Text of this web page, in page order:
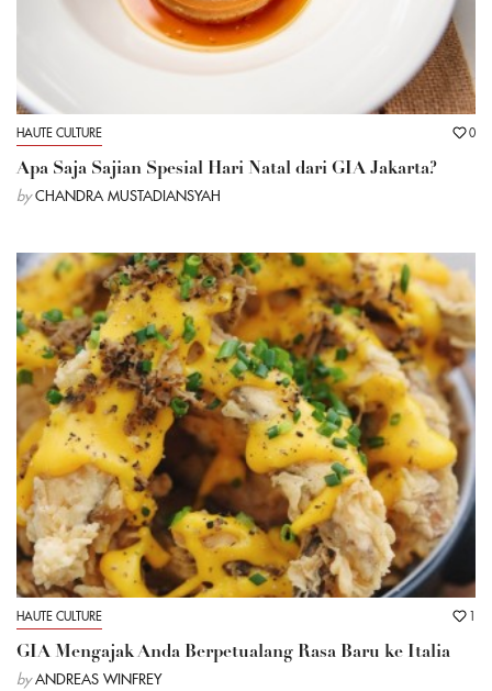
HAUTE CULTURE 0
Apa Saja Sajian Spesial Hari Natal dari GIA Jakarta?
by CHANDRA MUSTADIANSYAH
HAUTE CULTURE 1
GIA Mengajak Anda Berpetualang Rasa Baru ke Italia
by ANDREAS WINFREY